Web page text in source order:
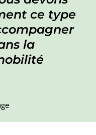
ce type
la